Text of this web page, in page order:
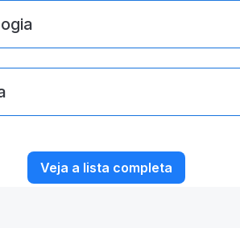
Veja a lista completa